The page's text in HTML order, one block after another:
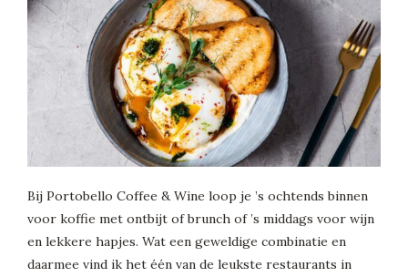
Bij Portobello Coffee & Wine loop je ’s ochtends binnen
voor koffie met ontbijt of brunch of ’s middags voor wijn
en lekkere hapjes. Wat een geweldige combinatie en
daarmee vind ik het één van de leukste restaurants in